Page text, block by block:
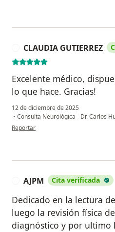
CLAUDIA GUTIERREZ
Excelente médico,
lo que hace. Gracias!
12 de diciembre de 2025
• Consulta Neurológica - Dr. Carlos
en opinión del usuario CLAUDIA
Reportar
AJPM Cita verificada
Dedicado en la lectura
luego la revisión física
diagnóstico y por ultimo